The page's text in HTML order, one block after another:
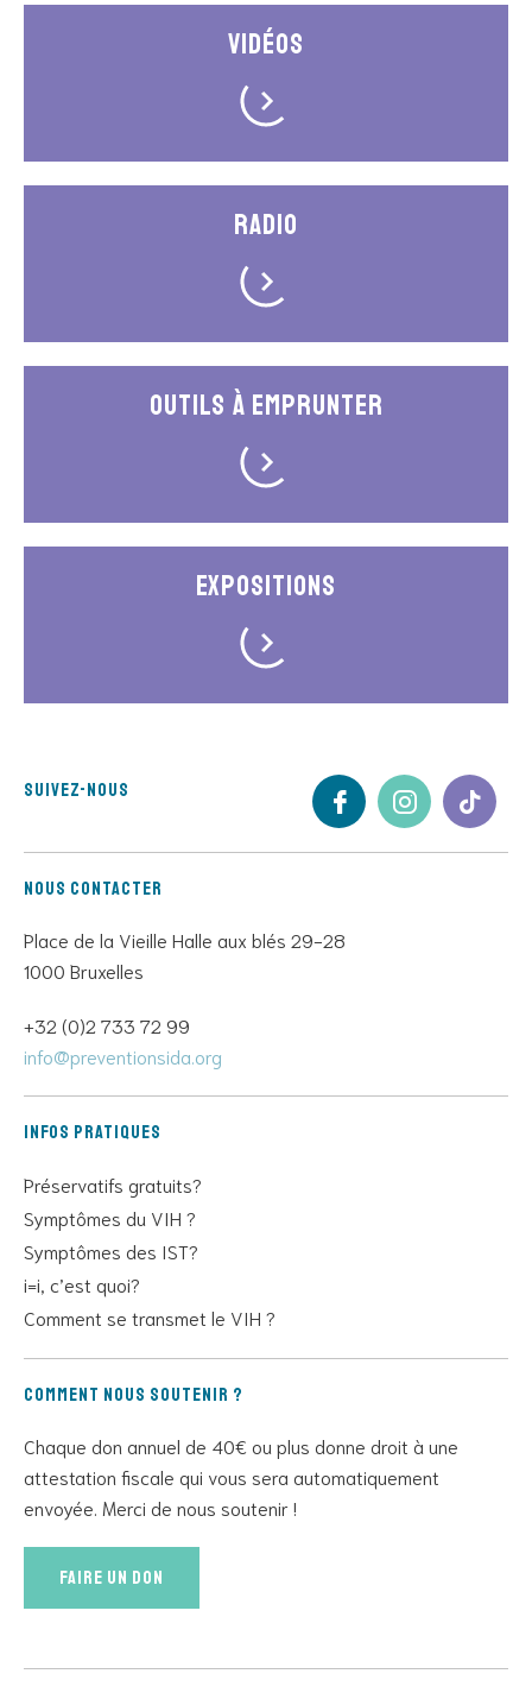
Vidéos
Radio
Outils à emprunter
Expositions
Suivez-nous
Nous contacter
Place de la Vieille Halle aux blés 29-28
1000 Bruxelles
+32 (0)2 733 72 99
info@preventionsida.org
Infos pratiques
Préservatifs gratuits?
Symptômes du VIH ?
Symptômes des IST?
i=i, c’est quoi?
Comment se transmet le VIH ?
Comment nous soutenir ?
Chaque don annuel de 40€ ou plus donne droit à une
attestation fiscale qui vous sera automatiquement
envoyée. Merci de nous soutenir !
Faire un don